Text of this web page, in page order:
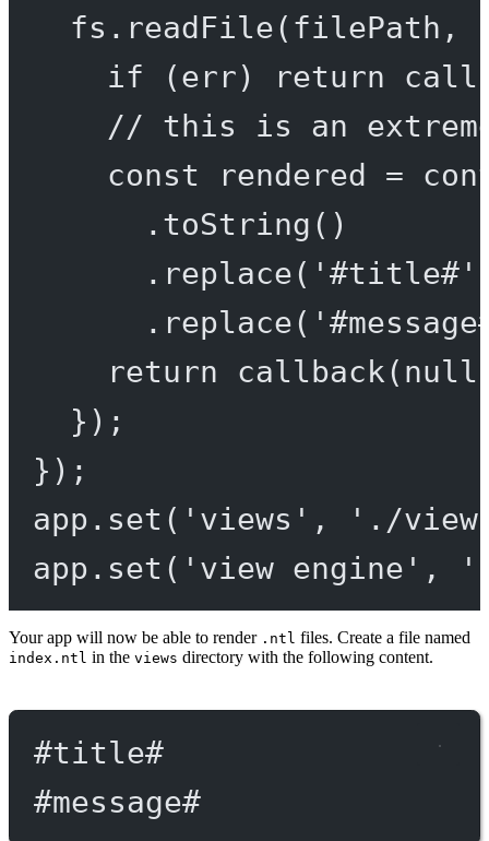
fs. readFile(filePath,
if (err) return
// this is an
const
rendered =
. toString ()
. replace( '#title#'
. replace(
return
callback( null
});
});
app. set ( 'views' ,
'./
app. set ( 'view engine' ,
Your app will now be able to render .ntl files. Create a file named
index.ntl in the views directory with the following content.
#title#
#message#